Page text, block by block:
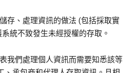
存、處理資訊的做法 (包括採取實
統不致發生未經授權的存取。
我們處理個人資訊而需要知悉該等